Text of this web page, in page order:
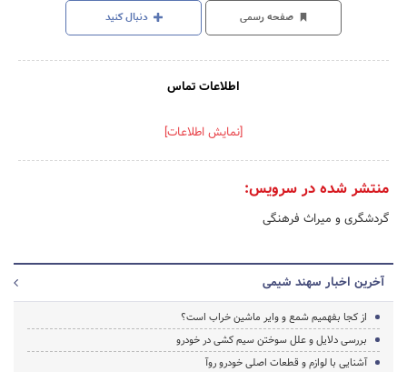
صفحه رسمی دنبال کنید
اطلاعات تماس
[نمایش اطلاعات]
منتشر شده در سرویس:
گردشگری و میراث فرهنگی
آخرین اخبار سهند شیمی
از کجا بفهمیم شمع و وایر ماشین خراب است؟
بررسی دلایل و علل سوختن سیم کشی در خودرو
آشنایی با لوازم و قطعات اصلی خودرو روآ